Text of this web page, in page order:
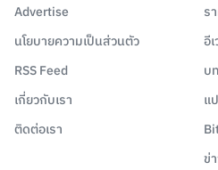
Advertise
นโยบายความเป็นส่วนตัว
RSS Feed
เกี่ยวกับเรา
ติดต่อเรา
ร
อี
บ
แ
ข่